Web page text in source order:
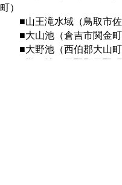
町）
■山王滝水域（鳥取市佐
■大山池（倉吉市関金町
■大野池（西伯郡大山町